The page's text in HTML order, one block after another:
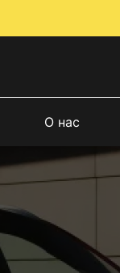
О нас